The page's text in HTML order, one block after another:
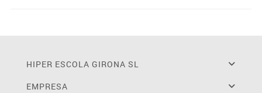
HIPER ESCOLA GIRONA SL
EMPRESA